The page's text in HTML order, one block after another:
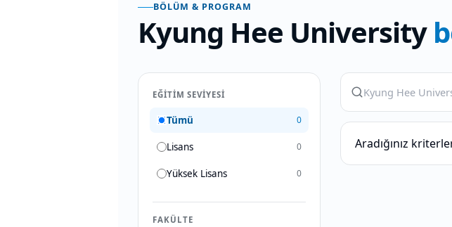
BÖLÜM & PROGRAM
Kyung Hee University
EĞITIM SEVIYESI
Tümü 0
Lisans 0
Yüksek Lisans 0
FAKÜLTE
Aradığınız